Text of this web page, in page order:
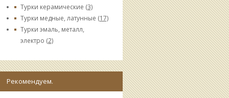
Турки керамические (3)
Турки медные, латунные (17)
Турки эмаль, металл,
электро (2)
Рекомендуем.